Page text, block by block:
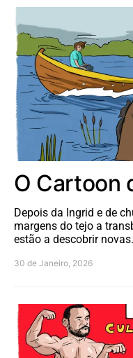
O Cartoon
Depois da Ingrid e de
margens do tejo a
estão a descobrir
30 de Janeiro, 2026